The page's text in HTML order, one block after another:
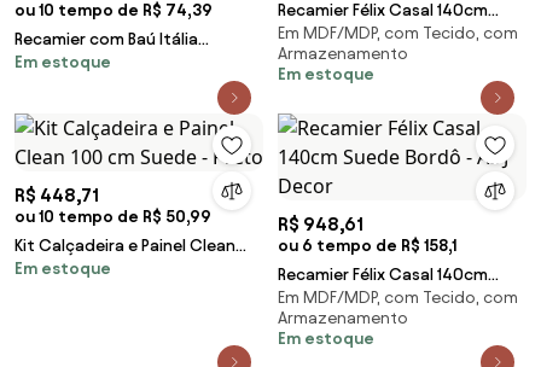
ou 10 tempo de R$ 74,39
Recamier com Baú Itália
Namoradeira Calçadeira Suede
Em estoque
Recamier Félix Casal 140cm
Corano Nozes e Linho Chumbo
- ADJ Decor
Em MDF/MDP, com Tecido, com
Armazenamento
Em estoque
R$ 448,71
ou 10 tempo de R$ 50,99
Kit Calçadeira e Painel Clean
100 cm Suede - Preto
Em estoque
R$ 948,61
ou 6 tempo de R$ 158,1
Recamier Félix Casal 140cm
Suede Bordô - ADJ Decor
Em MDF/MDP, com Tecido, com
Armazenamento
Em estoque